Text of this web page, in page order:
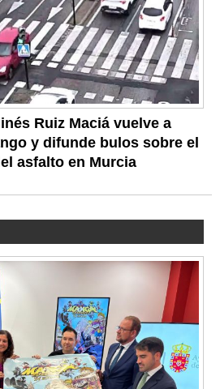
Ruiz Maciá vuelve a
y difunde bulos sobre el
asfalto en Murcia